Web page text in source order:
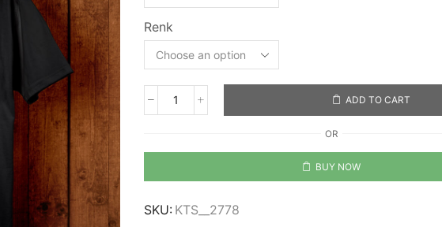
Renk
Superman
ADD TO CART
OR
BUY NOW
SKU: KTS__2778